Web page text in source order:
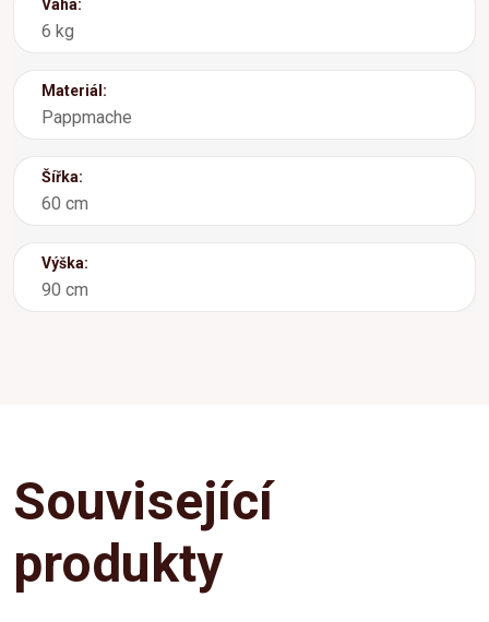
Váha:
6 kg
Materiál:
Pappmache
Šířka:
60 cm
Výška:
90 cm
Související
produkty